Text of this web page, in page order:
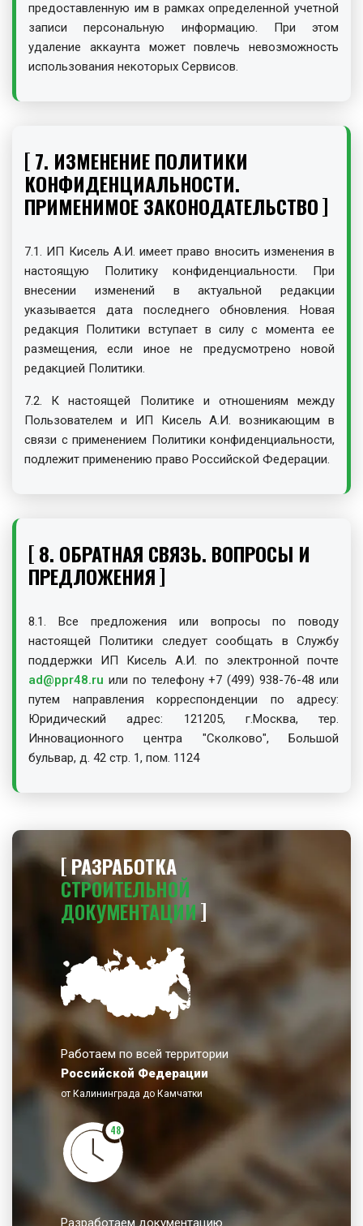
предоставленную им в рамках определенной учетной
записи персональную информацию. При этом
удаление аккаунта может повлечь невозможность
использования некоторых Сервисов.
7. ИЗМЕНЕНИЕ ПОЛИТИКИ
КОНФИДЕНЦИАЛЬНОСТИ.
ПРИМЕНИМОЕ ЗАКОНОДАТЕЛЬСТВО
7.1. ИП Кисель А.И. имеет право вносить изменения в
настоящую Политику конфиденциальности. При
внесении изменений в актуальной редакции
указывается дата последнего обновления. Новая
редакция Политики вступает в силу с момента ее
размещения, если иное не предусмотрено новой
редакцией Политики.
7.2. К настоящей Политике и отношениям между
Пользователем и ИП Кисель А.И. возникающим в
связи с применением Политики конфиденциальности,
подлежит применению право Российской Федерации.
8. ОБРАТНАЯ СВЯЗЬ. ВОПРОСЫ И
ПРЕДЛОЖЕНИЯ
8.1. Все предложения или вопросы по поводу
настоящей Политики следует сообщать в Службу
поддержки ИП Кисель А.И. по электронной почте
ad@ppr48.ru или по телефону +7 (499) 938-76-48 или
путем направления корреспонденции по адресу:
Юридический адрес: 121205, г.Москва, тер.
Инновационного центра "Сколково", Большой
бульвар, д. 42 стр. 1, пом. 1124
РАЗРАБОТКА
СТРОИТЕЛЬНОЙ
ДОКУМЕНТАЦИИ
Работаем по всей территории
Российской Федерации
от Калининграда до Камчатки
48
Разработаем документацию